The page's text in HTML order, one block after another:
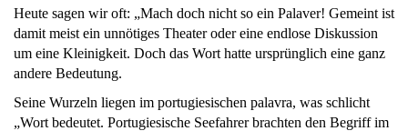
Heute sagen wir oft: „Mach doch nicht so ein Palaver! Gemeint ist
damit meist ein unnötiges Theater oder eine endlose Diskussion
um eine Kleinigkeit. Doch das Wort hatte ursprünglich eine ganz
andere Bedeutung.
Seine Wurzeln liegen im portugiesischen palavra, was schlicht
„Wort bedeutet. Portugiesische Seefahrer brachten den Begriff im